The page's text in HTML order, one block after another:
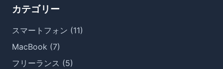
カテゴリー
スマートフォン (11)
MacBook (7)
フリーランス (5)